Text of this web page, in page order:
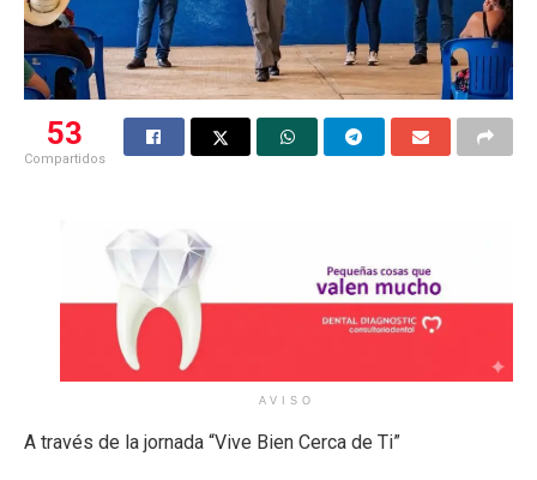
53
Compartidos
AVISO
A través de la jornada “Vive Bien Cerca de Ti”